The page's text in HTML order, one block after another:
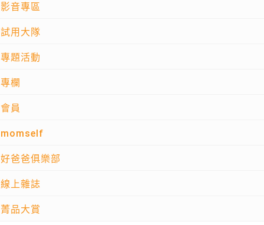
影音專區
試用大隊
專題活動
專欄
會員
momself
好爸爸俱樂部
線上雜誌
菁品大賞